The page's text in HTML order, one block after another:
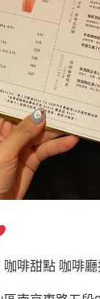
啡甜點 咖啡